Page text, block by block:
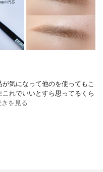
気になって他のを使ってもこ
れでいいとすら思ってるくら
きを見る